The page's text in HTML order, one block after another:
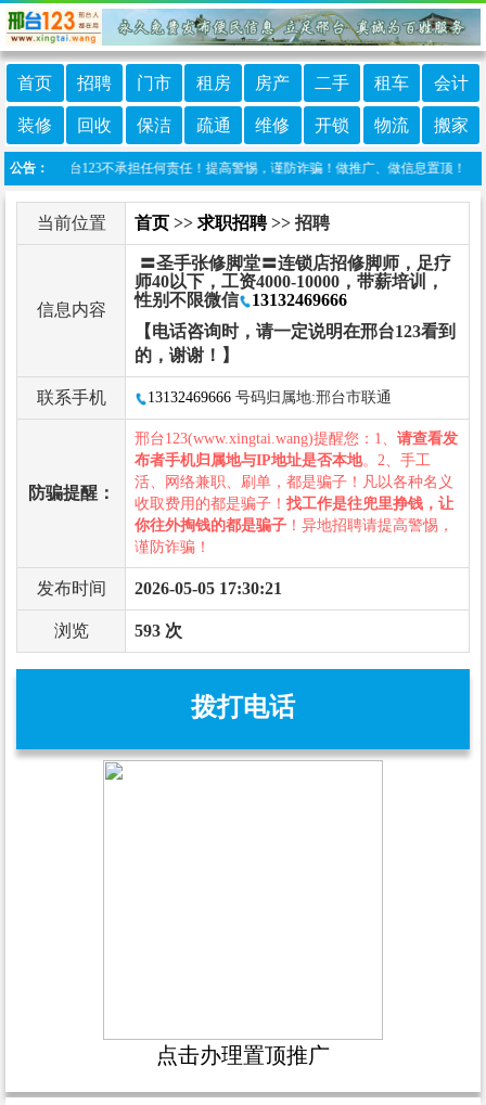
首页 招聘 门市 租房 房产 二手 租车 会计
装修 回收 保洁 疏通 维修 开锁 物流 搬家
公告：
布，邢台123不承担任何责任！提高警惕，谨防诈骗！做推广、做信息置顶！请加
当前位置 首页 >> 求职招聘>> 招聘
信息内容
〓圣手张修脚堂〓连锁店招修脚师，足疗
师40以下，工资4000-10000，带薪培训，
性别不限微信
13132469666
【电话咨询时，请一定说明在邢台123看到
的，谢谢！】
联系手机 13132469666 号码归属地:邢台市联通
防骗提醒：
邢台123(www.xingtai.wang)提醒您：1、 请查看发
布者手机归属地与IP地址是否本地。2、手工
活、网络兼职、刷单，都是骗子！凡以各种名义
收取费用的都是骗子！ 找工作是往兜里挣钱，让
你往外掏钱的都是骗子 ！异地招聘请提高警惕，
谨防诈骗！
发布时间 2026-05-05 17:30:21
浏览 593 次
拨打电话
点击办理置顶推广